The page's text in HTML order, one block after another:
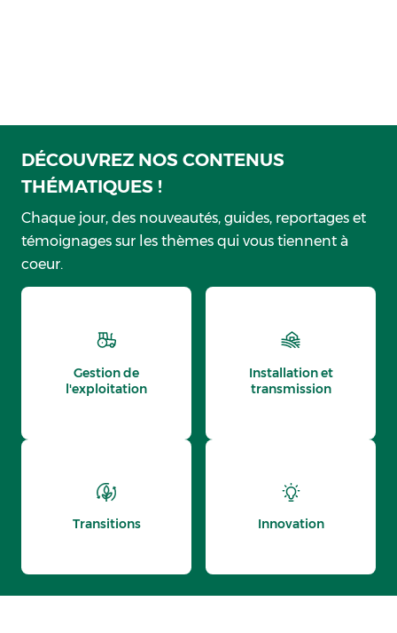
DÉCOUVREZ NOS CONTENUS
THÉMATIQUES !
Chaque jour, des nouveautés, guides, reportages et
témoignages sur les thèmes qui vous tiennent à
coeur.
Gestion de
l'exploitation
Installation et
transmission
Transitions Innovation